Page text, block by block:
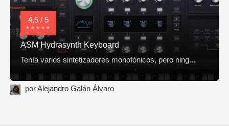
4,5 / 5
ASM Hydrasynth Keyboard
Tenía varios sintetizadores monofónicos, pero ning...
por Alejandro Galán Álvaro